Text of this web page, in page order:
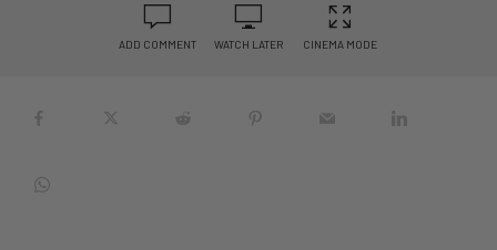
ADD COMMENT WATCH LATER CINEMA MODE